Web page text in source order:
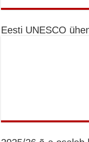
Eesti UNESCO